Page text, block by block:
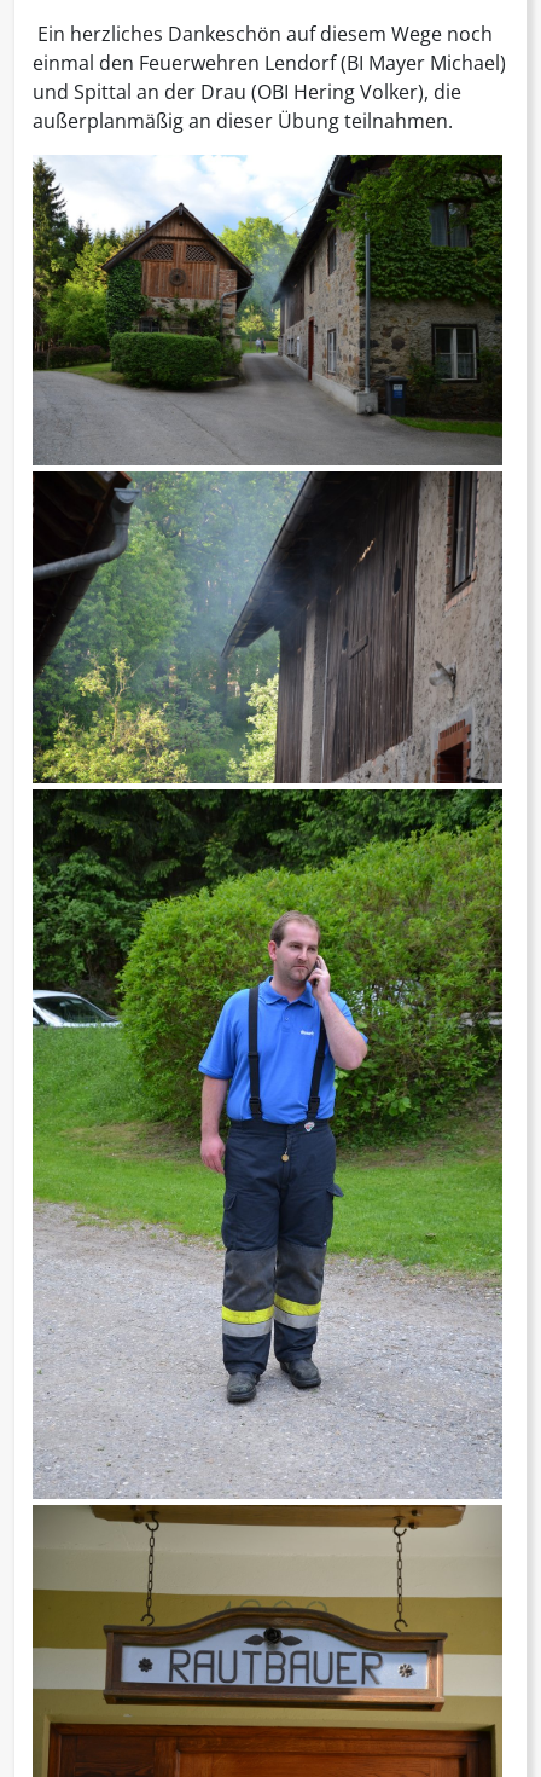
Ein herzliches Dankeschön auf diesem Wege noch
einmal den Feuerwehren Lendorf (BI Mayer Michael)
und Spittal an der Drau (OBI Hering Volker), die
außerplanmäßig an dieser Übung teilnahmen.